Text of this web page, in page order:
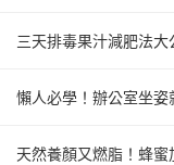
三天排毒果汁減肥法
懶人必學！辦公室坐
天然養顏又燃脂！蜂